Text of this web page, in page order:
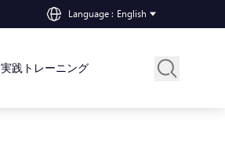
Language : English
実践トレーニング